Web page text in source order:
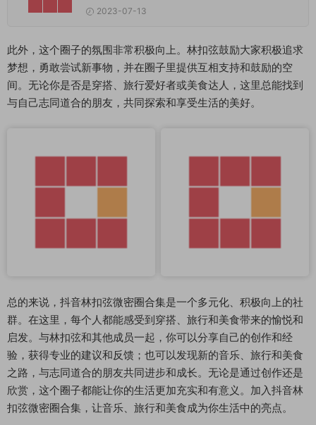
2023-07-13
此外，这个圈子的氛围非常积极向上。林扣弦鼓励大家积极追求
梦想，勇敢尝试新事物，并在圈子里提供互相支持和鼓励的空
间。无论你是否是穿搭、旅行爱好者或美食达人，这里总能找到
与自己志同道合的朋友，共同探索和享受生活的美好。
总的来说，抖音林扣弦微密圈合集是一个多元化、积极向上的社
群。在这里，每个人都能感受到穿搭、旅行和美食带来的愉悦和
启发。与林扣弦和其他成员一起，你可以分享自己的创作和经
验，获得专业的建议和反馈；也可以发现新的音乐、旅行和美食
之路，与志同道合的朋友共同进步和成长。无论是通过创作还是
欣赏，这个圈子都能让你的生活更加充实和有意义。加入抖音林
扣弦微密圈合集，让音乐、旅行和美食成为你生活中的亮点。